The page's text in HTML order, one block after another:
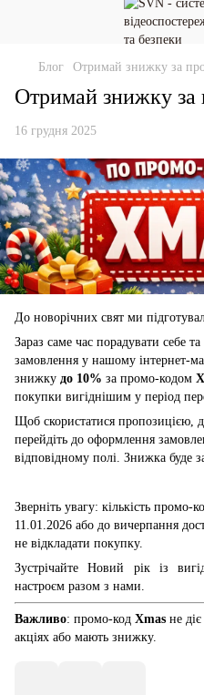
Блог Отримай знижку за
Отримай знижку
16 грудня 2025
До новорічних свят ми
Зараз саме час порадувати себе
замовлення у нашому інтернет-
знижку до 10% за промо-кодом
покупки вигіднішим у період
Щоб скористатися пропозицією,
перейдіть до оформлення
відповідному полі. Знижка буде
Зверніть увагу: кількість промо-
11.01.2026 або до вичерпання
не відкладати покупку.
Зустрічайте Новий рік із
настроєм разом з нами.
Важливо: промо-код Xmas не
акціях або мають знижку.